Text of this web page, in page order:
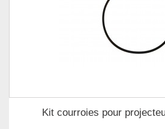
Kit courroies pour